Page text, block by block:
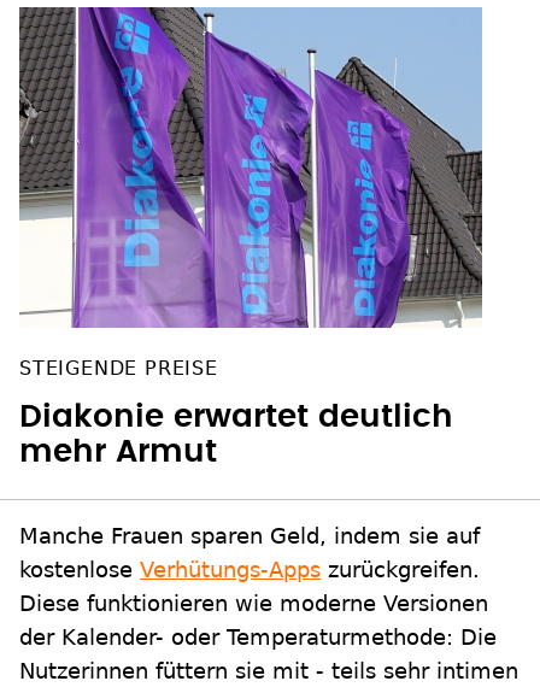
STEIGENDE PREISE
Diakonie erwartet deutlich
mehr Armut
Manche Frauen sparen Geld, indem sie auf
kostenlose Verhütungs-Apps zurückgreifen.
Diese funktionieren wie moderne Versionen
der Kalender- oder Temperaturmethode: Die
Nutzerinnen füttern sie mit - teils sehr intimen